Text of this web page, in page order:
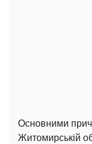
Основними
Житомирській